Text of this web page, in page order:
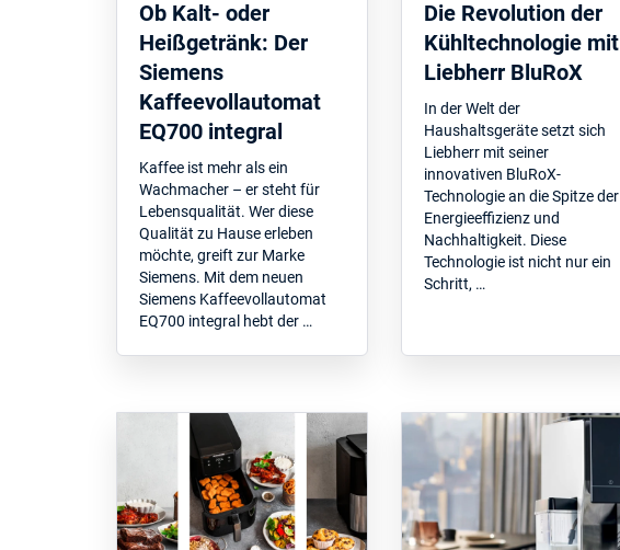
Ob Kalt- oder
Heißgetränk: Der
Siemens
Kaffeevollautomat
EQ700 integral
Kaffee ist mehr als ein
Wachmacher – er steht für
Lebensqualität. Wer diese
Qualität zu Hause erleben
möchte, greift zur Marke
Siemens. Mit dem neuen
Siemens Kaffeevollautomat
EQ700 integral hebt der …
Die Revolution der
Kühltechnologie mit
Liebherr BluRoX
In der Welt der
Haushaltsgeräte setzt sich
Liebherr mit seiner
innovativen BluRoX-
Technologie an die Spitze der
Energieeffizienz und
Nachhaltigkeit. Diese
Technologie ist nicht nur ein
Schritt, …